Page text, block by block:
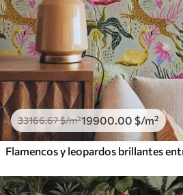
33166.67$/m²19900.00 $/m²